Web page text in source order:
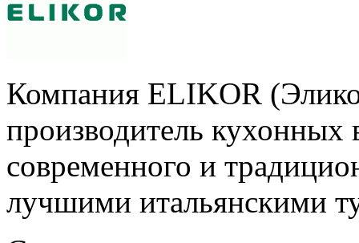
Компания ELIKOR
производитель кухонных
современного и
лучшими итальянскими